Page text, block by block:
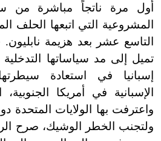
أول مرة ناتجاً مباشرة من
المشروعية التي اتبعها الحلف
التاسع عشر بعد هزيمة
تميل إلى مد سياساتها
إسبانيا في استعادة
الإسبانية في أمريكا
واعترفت بها الولايات المتحدة
ولتجنب الخطر الوشيك، صرح